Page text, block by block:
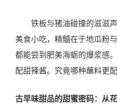
铁板与猪油碰撞的滋滋
美食小吃，精髓在于地瓜粉
都能尝到肥美海蛎的爆浆感
配甜辣酱。究竟哪种蘸料更
古早味甜品的甜蜜密码：从